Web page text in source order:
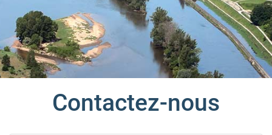
Contactez-nous